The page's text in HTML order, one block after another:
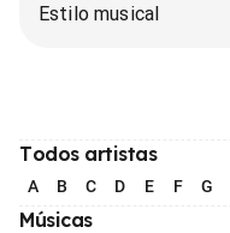
Estilo musical
Todos artistas
A B C D E F G
Músicas